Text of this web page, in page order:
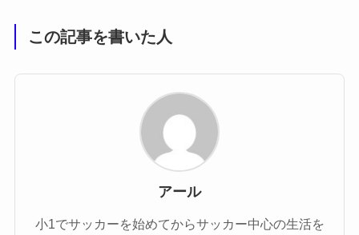
この記事を書いた人
アール
小1でサッカーを始めてからサッカー中心の生活を